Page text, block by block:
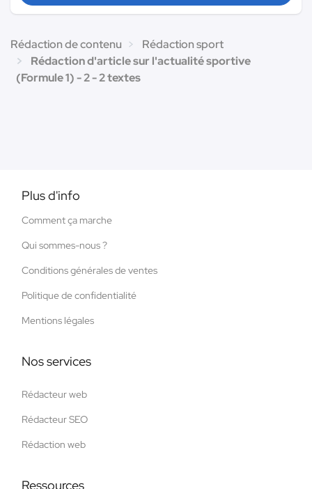
Rédaction de contenu
Rédaction sport
Rédaction d'article sur l'actualité sportive
(Formule 1) - 2 - 2 textes
Plus d'info
Comment ça marche
Qui sommes-nous ?
Conditions générales de ventes
Politique de confidentialité
Mentions légales
Nos services
Rédacteur web
Rédacteur SEO
Rédaction web
Ressources